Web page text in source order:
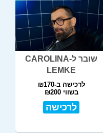
שובר ל-CAROLINA
LEMKE
לרכישה ב-₪170
בשווי ₪200
לרכישה